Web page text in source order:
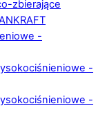
zbierające
-
-
-